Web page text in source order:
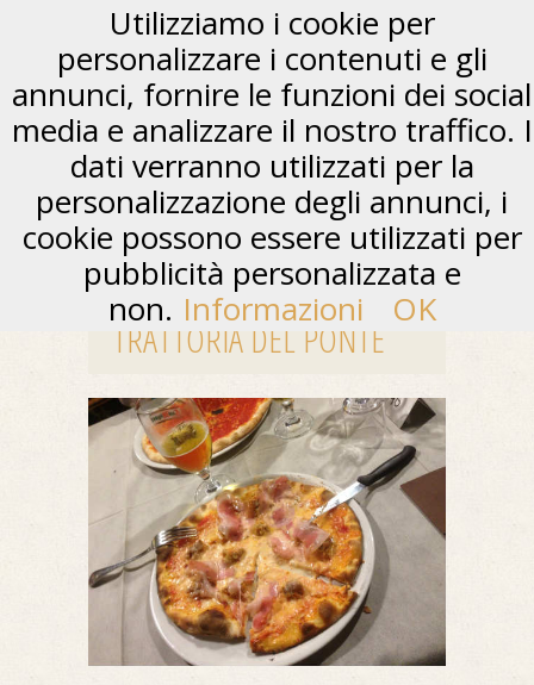
TRATTORIA DEL PONTE
Utilizziamo i cookie per
personalizzare i contenuti e gli
annunci, fornire le funzioni dei social
media e analizzare il nostro traffico. I
dati verranno utilizzati per la
personalizzazione degli annunci, i
cookie possono essere utilizzati per
pubblicità personalizzata e
non. Informazioni OK